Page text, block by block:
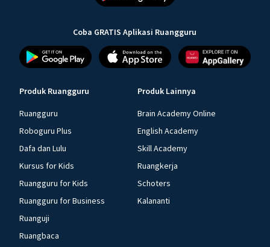
Coba GRATIS Aplikasi Ruangguru
Produk Ruangguru
Ruangguru
Roboguru Plus
Dafa dan Lulu
Kursus for Kids
Ruangguru for Kids
Ruangguru for Business
Ruanguji
Ruangbaca
Produk Lainnya
Brain Academy Online
English Academy
Skill Academy
Ruangkerja
Schoters
Kalananti